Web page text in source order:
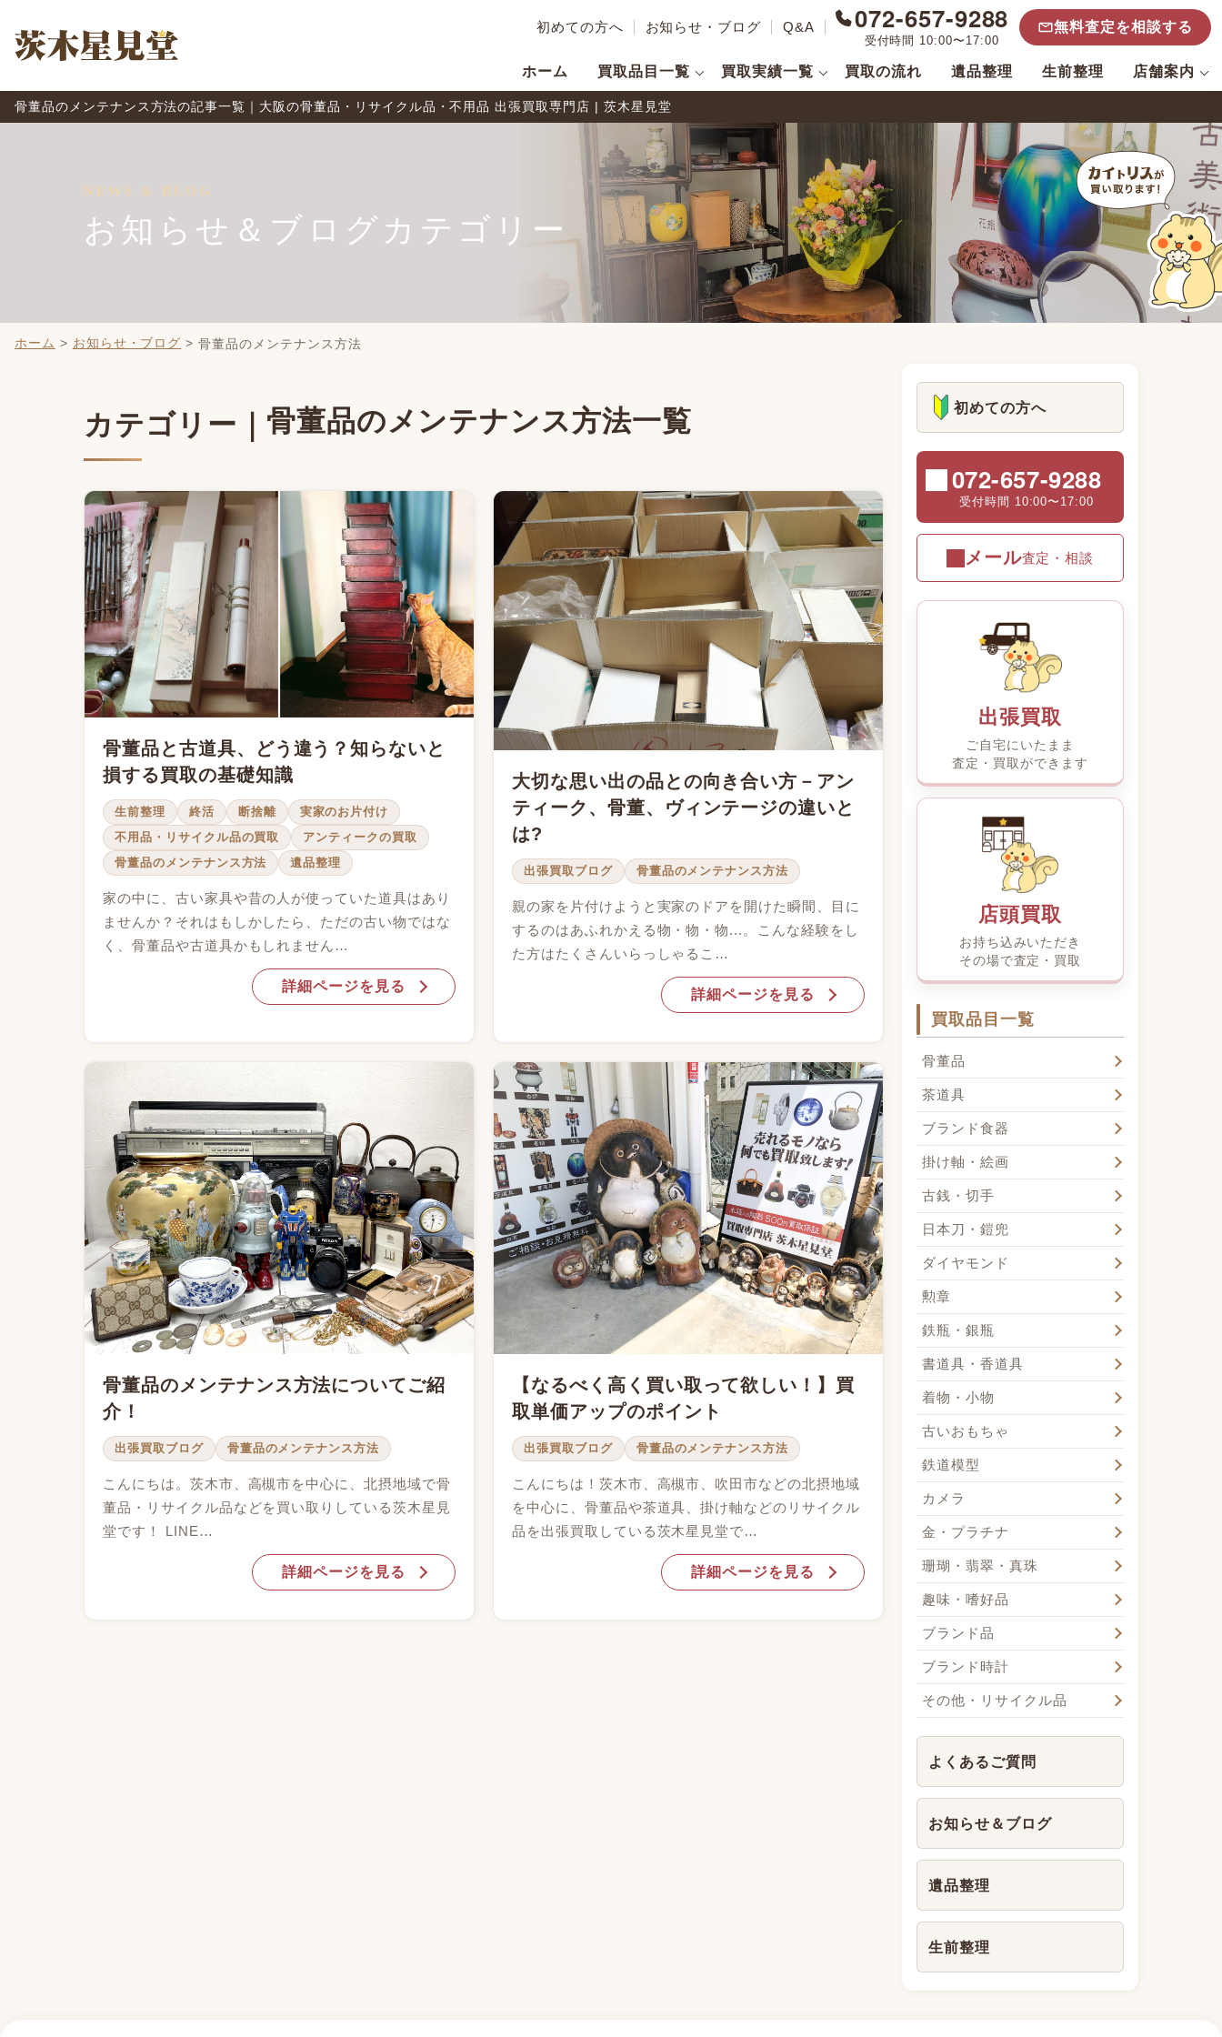
初めての方へ お知らせ・ブログ Q&A 072-657-9288
受付時間 10:00〜17:00
無料査定を相談する
ホーム 買取品目一覧 買取実績一覧 買取の流れ 遺品整理 生前整理 店舗案内
骨董品のメンテナンス方法の記事一覧｜大阪の骨董品・リサイクル品・不用品 出張買取専門店 | 茨木星見堂
NEWS & BLOG
お知らせ＆ブログカテゴリー
ホーム > お知らせ・ブログ >骨董品のメンテナンス方法
カテゴリー｜ 骨董品のメンテナンス方法一覧
骨董品と古道具、どう違う？知らないと
損する買取の基礎知識
生前整理 終活 断捨離
実家のお片付け
不用品・リサイクル品の買取
アンティークの買取
骨董品のメンテナンス方法
遺品整理
家の中に、古い家具や昔の人が使っていた道具はあり
ませんか？それはもしかしたら、ただの古い物ではな
く、骨董品や古道具かもしれません…
詳細ページを見る
大切な思い出の品との向き合い方－アン
ティーク、骨董、ヴィンテージの違いと
は?
出張買取ブログ 骨董品のメンテナンス方法
親の家を片付けようと実家のドアを開けた瞬間、目に
するのはあふれかえる物・物・物...。こんな経験をし
た方はたくさんいらっしゃるこ…
詳細ページを見る
骨董品のメンテナンス方法についてご紹
介！
出張買取ブログ 骨董品のメンテナンス方法
こんにちは。茨木市、高槻市を中心に、北摂地域で骨
董品・リサイクル品などを買い取りしている茨木星見
堂です！ LINE…
詳細ページを見る
【なるべく高く買い取って欲しい！】買
取単価アップのポイント
出張買取ブログ 骨董品のメンテナンス方法
こんにちは！茨木市、高槻市、吹田市などの北摂地域
を中心に、骨董品や茶道具、掛け軸などのリサイクル
品を出張買取している茨木星見堂で…
詳細ページを見る
初めての方へ
072-657-9288
受付時間 10:00〜17:00
メール査定・相談
出張買取
ご自宅にいたまま
査定・買取ができます
店頭買取
お持ち込みいただき
その場で査定・買取
買取品目一覧
骨董品
茶道具
ブランド食器
掛け軸・絵画
古銭・切手
日本刀・鎧兜
ダイヤモンド
勲章
鉄瓶・銀瓶
書道具・香道具
着物・小物
古いおもちゃ
鉄道模型
カメラ
金・プラチナ
珊瑚・翡翠・真珠
趣味・嗜好品
ブランド品
ブランド時計
その他・リサイクル品
よくあるご質問
お知らせ＆ブログ
遺品整理
生前整理